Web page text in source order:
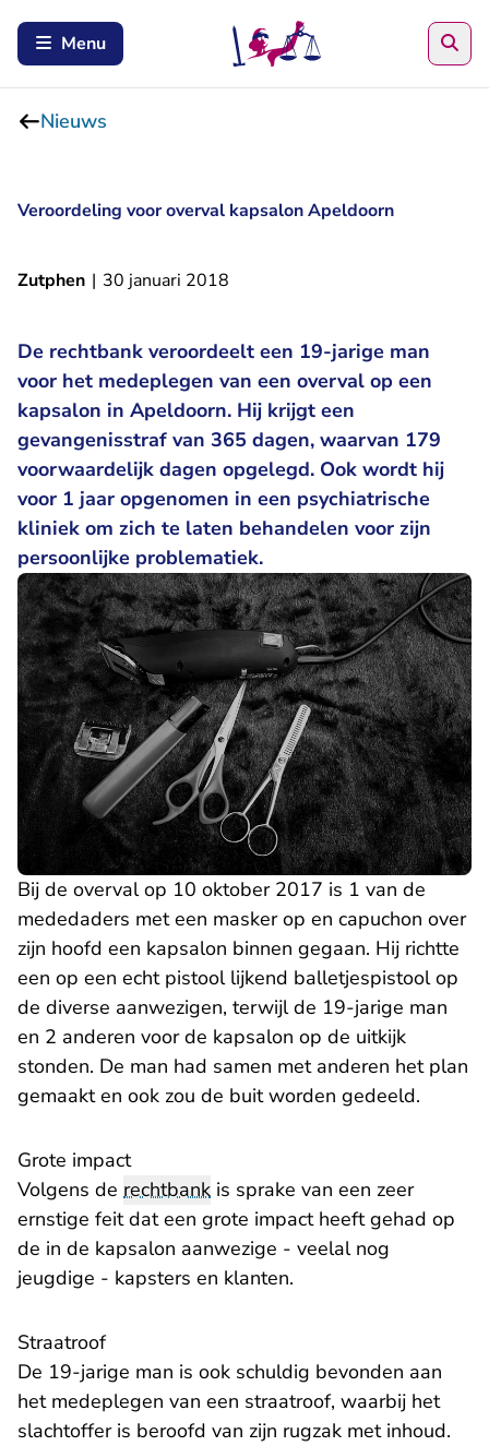
Menu
Nieuws
Veroordeling voor overval kapsalon Apeldoorn
Zutphen | 30 januari 2018
De rechtbank veroordeelt een 19-jarige man
voor het medeplegen van een overval op een
kapsalon in Apeldoorn. Hij krijgt een
gevangenisstraf van 365 dagen, waarvan 179
voorwaardelijk dagen opgelegd. Ook wordt hij
voor 1 jaar opgenomen in een psychiatrische
kliniek om zich te laten behandelen voor zijn
persoonlijke problematiek.
Bij de overval op 10 oktober 2017 is 1 van de
mededaders met een masker op en capuchon over
zijn hoofd een kapsalon binnen gegaan. Hij richtte
een op een echt pistool lijkend balletjespistool op
de diverse aanwezigen, terwijl de 19-jarige man
en 2 anderen voor de kapsalon op de uitkijk
stonden. De man had samen met anderen het plan
gemaakt en ook zou de buit worden gedeeld.
Grote impact
Volgens de rechtbank is sprake van een zeer
ernstige feit dat een grote impact heeft gehad op
de in de kapsalon aanwezige - veelal nog
jeugdige - kapsters en klanten.
Straatroof
De 19-jarige man is ook schuldig bevonden aan
het medeplegen van een straatroof, waarbij het
slachtoffer is beroofd van zijn rugzak met inhoud.